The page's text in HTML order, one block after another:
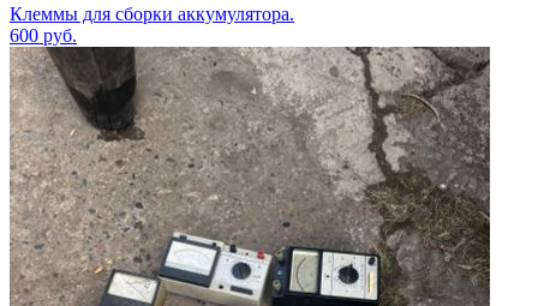
Клеммы для сборки аккумулятора.
600 руб.